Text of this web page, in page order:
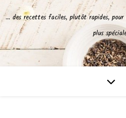
… des recettes faciles, plutôt rapides, pour
plus